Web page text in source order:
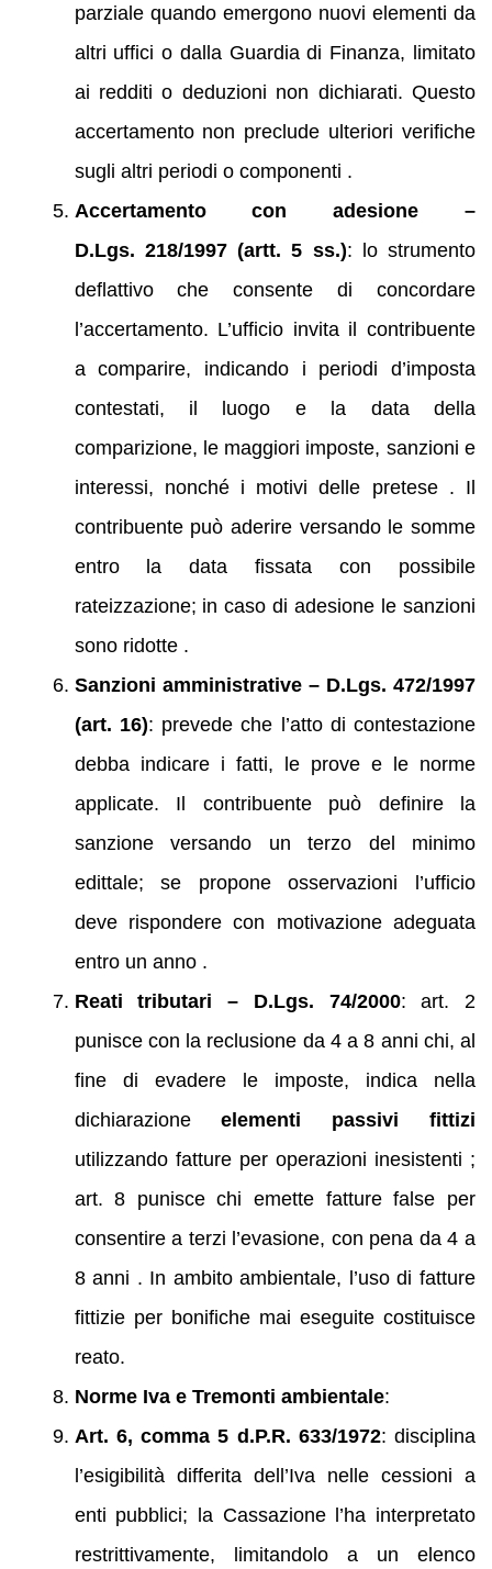
parziale quando emergono nuovi elementi da
altri uffici o dalla Guardia di Finanza, limitato
ai redditi o deduzioni non dichiarati. Questo
accertamento non preclude ulteriori verifiche
sugli altri periodi o componenti .
Accertamento con adesione –
D.Lgs. 218/1997 (artt. 5 ss.): lo strumento
deflattivo che consente di concordare
l’accertamento. L’ufficio invita il contribuente
a comparire, indicando i periodi d’imposta
contestati, il luogo e la data della
comparizione, le maggiori imposte, sanzioni e
interessi, nonché i motivi delle pretese . Il
contribuente può aderire versando le somme
entro la data fissata con possibile
rateizzazione; in caso di adesione le sanzioni
sono ridotte .
Sanzioni amministrative – D.Lgs. 472/1997
(art. 16): prevede che l’atto di contestazione
debba indicare i fatti, le prove e le norme
applicate. Il contribuente può definire la
sanzione versando un terzo del minimo
edittale; se propone osservazioni l’ufficio
deve rispondere con motivazione adeguata
entro un anno .
Reati tributari – D.Lgs. 74/2000: art. 2
punisce con la reclusione da 4 a 8 anni chi, al
fine di evadere le imposte, indica nella
dichiarazioneelementi passivi fittizi
utilizzando fatture per operazioni inesistenti ;
art. 8 punisce chi emette fatture false per
consentire a terzi l’evasione, con pena da 4 a
8 anni . In ambito ambientale, l’uso di fatture
fittizie per bonifiche mai eseguite costituisce
reato.
Norme Iva e Tremonti ambientale:
Art. 6, comma 5 d.P.R. 633/1972: disciplina
l’esigibilità differita dell’Iva nelle cessioni a
enti pubblici; la Cassazione l’ha interpretato
restrittivamente, limitandolo a un elenco